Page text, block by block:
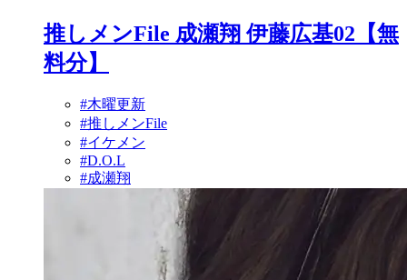
推しメンFile 成瀬翔 伊藤広基02【無
料分】
#木曜更新
#推しメンFile
#イケメン
#D.O.L
#成瀬翔